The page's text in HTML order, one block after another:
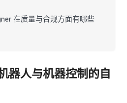
在质量与合规方面有哪些
器人与机器控制的自